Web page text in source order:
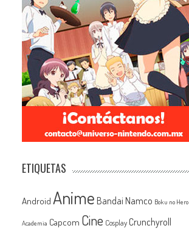
ETIQUETAS
Android Anime Bandai Namco Boku no Hero
Academia Capcom Cine Cosplay Crunchyroll